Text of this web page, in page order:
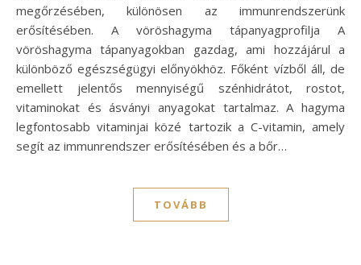
megőrzésében, különösen az immunrendszerünk
erősítésében. A vöröshagyma tápanyagprofilja A
vöröshagyma tápanyagokban gazdag, ami hozzájárul a
különböző egészségügyi előnyökhöz. Főként vízből áll, de
emellett jelentős mennyiségű szénhidrátot, rostot,
vitaminokat és ásványi anyagokat tartalmaz. A hagyma
legfontosabb vitaminjai közé tartozik a C-vitamin, amely
segít az immunrendszer erősítésében és a bőr…
TOVÁBB